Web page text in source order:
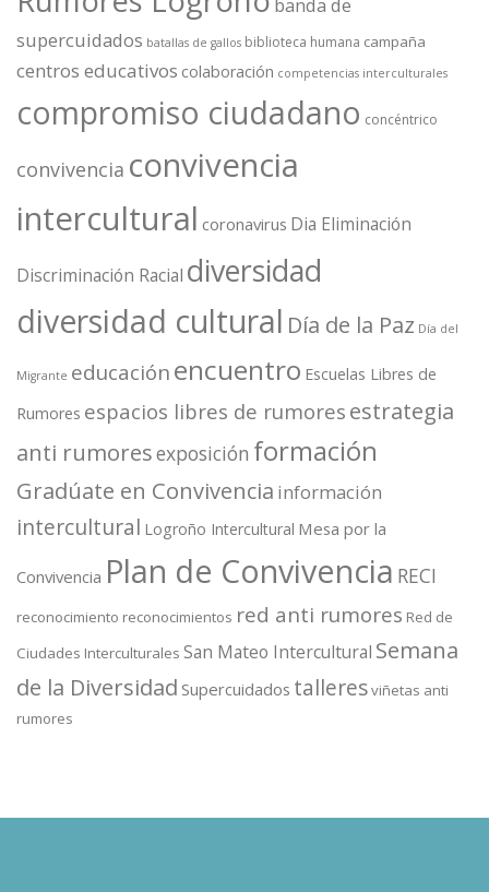
banda de
supercuidados batallas de gallos biblioteca humana campaña
centros educativos colaboración competencias interculturales
compromiso ciudadano concéntrico
convivencia convivencia
intercultural coronavirus Dia Eliminación
Discriminación Racial diversidad
diversidad cultural Día de la Paz Día del
Migrante educaciónencuentro Escuelas Libres de
Rumores espacios libres de rumores estrategia
anti rumoresexposición formación
Gradúate en Convivencia información
intercultural Logroño Intercultural Mesa por la
Convivencia Plan de Convivencia RECI
reconocimiento reconocimientos red anti rumores Red de
Ciudades Interculturales San Mateo Intercultural Semana
de la Diversidad Supercuidados talleresviñetas anti
rumores